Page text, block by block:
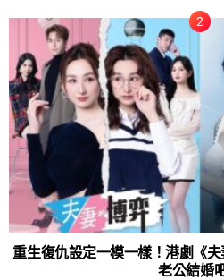
重生復仇設定一模一樣！港劇《
老公結婚